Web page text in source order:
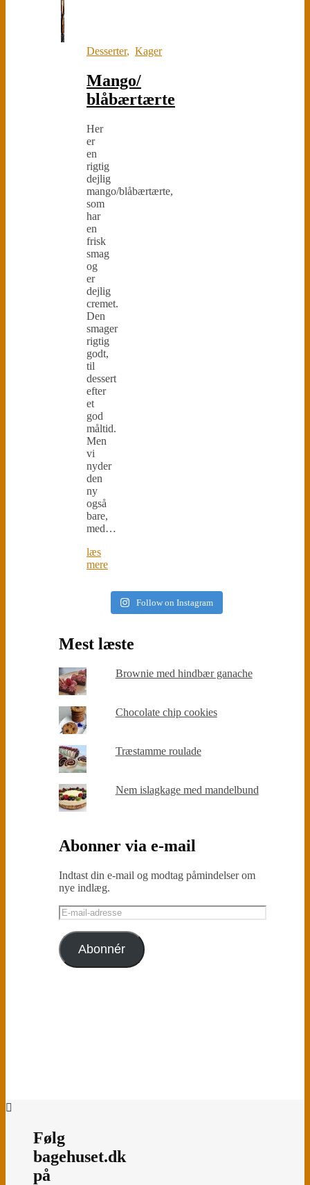
Desserter, Kager
Mango/
blåbærtærte
Her
er
en
rigtig
dejlig
mango/blåbærtærte,
som
har
en
frisk
smag
og
er
dejlig
cremet.
Den
smager
rigtig
godt,
til
dessert
efter
et
god
måltid.
Men
vi
nyder
den
ny
også
bare,
med…
læs
mere
Follow on Instagram
Mest læste
Brownie med hindbær ganache
Chocolate chip cookies
Træstamme roulade
Nem islagkage med mandelbund
Abonner via e-mail
Indtast din e-mail og modtag påmindelser om
nye indlæg.
E-
mail-
adresse
Abonnér
Følg
bagehuset.dk
på